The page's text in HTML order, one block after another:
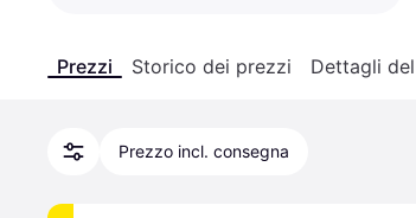
Prezzi Storico dei prezzi Dettagli
Prezzo incl. consegna